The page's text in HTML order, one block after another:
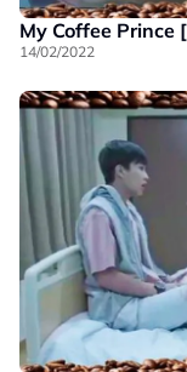
My Coffee Prince
14/02/2022